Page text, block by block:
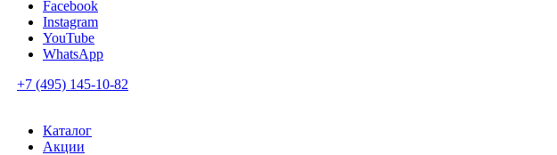
Facebook
Instagram
YouTube
WhatsApp
+7 (495) 145-10-82
Каталог
Акции